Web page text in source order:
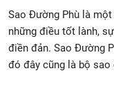
Xem bói
Tâm Linh
Sao Đường Phù là
những điều tốt lành,
điền đản. Sao Đường
đó đây cũng là bộ